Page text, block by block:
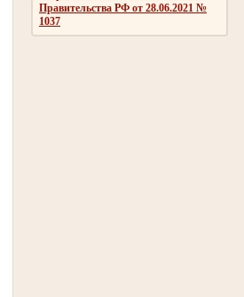
Правительства РФ от 28.06.2021 №
1037